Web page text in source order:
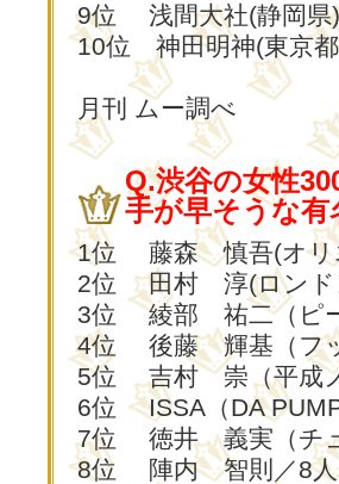
9位 浅間大社(静岡県)
10位 神田明神(東京
月刊 ムー調べ
Q.渋谷の女性
手が早そうな
1位 藤森 慎吾(オリ
2位 田村 淳(ロンド
3位 綾部 祐二（ピ
4位 後藤 輝基（フ
5位 吉村 崇（平成
6位 ISSA（DA
7位 徳井 義実（チ
8位 陣内 智則／8人